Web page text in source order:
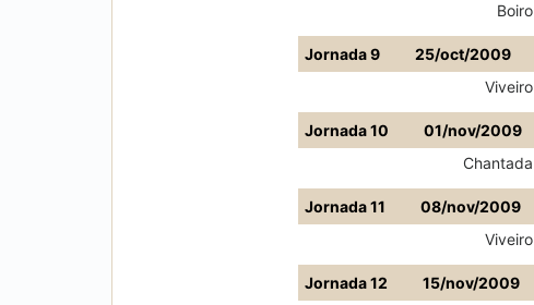
Boiro
Jornada 9
25/oct/2009
Viveiro
Jornada 10
01/nov/2009
Chantada
Jornada 11
08/nov/2009
Viveiro
Jornada 12
15/nov/2009